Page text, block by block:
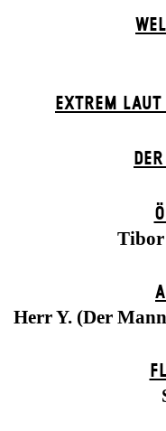
EXTREM
Tibor
Herr Y. (Der